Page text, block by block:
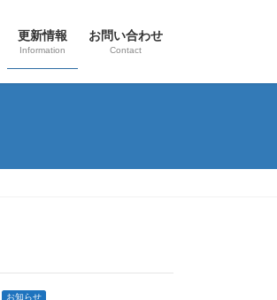
更新情報
Information
お問い合わせ
Contact
お知らせ